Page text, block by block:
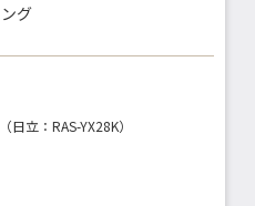
グ
立：RAS-YX28K）